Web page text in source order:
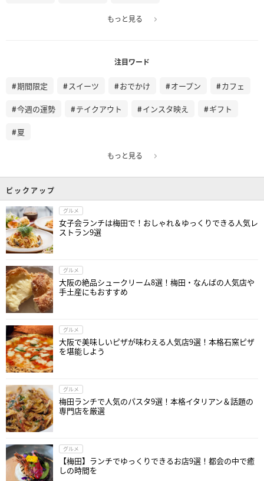
もっと見る
注目ワード
期間限定 スイーツ おでかけ オープン カフェ
今週の運勢 テイクアウト インスタ映え ギフト
夏
もっと見る
ピックアップ
グルメ
女子会ランチは梅田で！おしゃれ＆ゆっくりできる人気レ
ストラン9選
グルメ
大阪の絶品シュークリーム8選！梅田・なんばの人気店や
手土産にもおすすめ
グルメ
大阪で美味しいピザが味わえる人気店9選！本格石窯ピザ
を堪能しよう
グルメ
梅田ランチで人気のパスタ9選！本格イタリアン＆話題の
専門店を厳選
グルメ
【梅田】ランチでゆっくりできるお店9選！都会の中で癒
しの時間を